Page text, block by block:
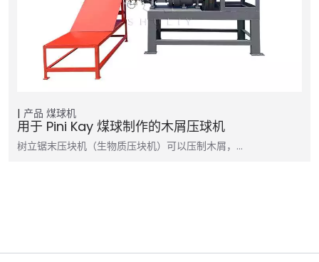
产品 煤球机
用于 Pini Kay 煤球制作的木屑压球机
树立锯末压块机（生物质压块机）可以压制木屑，…